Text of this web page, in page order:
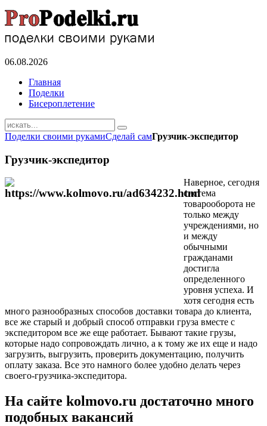
06.08.2026
Главная
Поделки
Бисероплетение
Поделки своими рукамиСделай самГрузчик-экспедитор
Грузчик-экспедитор
Наверное, сегодня
система
товарооборота не
только между
учреждениями, но
и между
обычными
гражданами
достигла
определенного
уровня успеха. И
хотя сегодня есть
много разнообразных способов доставки товара до клиента,
все же старый и добрый способ отправки груза вместе с
экспедитором все же еще работает. Бывают такие грузы,
которые надо сопровождать лично, а к тому же их еще и надо
загрузить, выгрузить, проверить документацию, получить
оплату заказа. Все это намного более удобно делать через
своего-грузчика-экспедитора.
На сайте kolmovo.ru достаточно много
подобных вакансий